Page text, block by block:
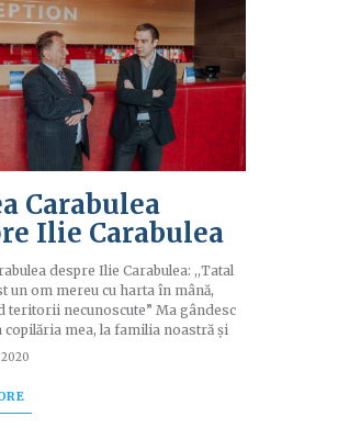
Carabulea
Ilie Carabulea
despre Ilie Carabulea: ,,Tatal
un om mereu cu harta în mână,
teritorii necunoscute” Ma gândesc
copilăria mea, la familia noastră și
2020